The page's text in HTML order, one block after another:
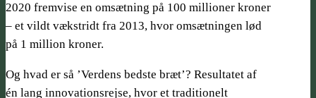
2020 fremvise en omsætning på 100 millioner kroner
– et vildt vækstridt fra 2013, hvor omsætningen lød
på 1 million kroner.
Og hvad er så ’Verdens bedste bræt’? Resultatet af
én lang innovationsrejse, hvor et traditionelt